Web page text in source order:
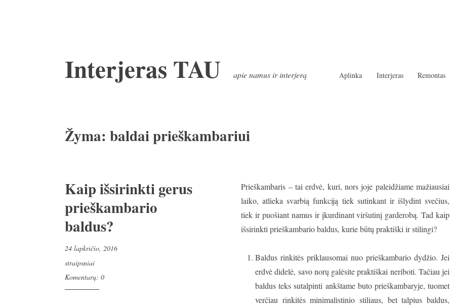
prie
turinio
Interjeras TAU apie namus ir interjerą Aplinka Interjeras Remontas
Žyma: baldai prieškambariui
Kaip išsirinkti gerus
prieškambario
baldus?
24 lapkričio, 2016
straipsniai
Komentarų: 0
Prieškambaris – tai erdvė, kuri, nors joje paleidžiame mažiausiai
laiko, atlieka svarbią funkciją tiek sutinkant ir išlydint svečius,
tiek ir puošiant namus ir įkurdinant viršutinį garderobą. Tad kaip
išsirinkti prieškambario baldus, kurie būtų praktiški ir stilingi?
Baldus rinkitės priklausomai nuo prieškambario dydžio. Jei
erdvė didelė, savo norų galėsite praktiškai neriboti. Tačiau jei
baldus teks sutalpinti ankštame buto prieškambaryje, tuomet
verčiau rinkitės minimalistinio stiliaus, bet talpius baldus,